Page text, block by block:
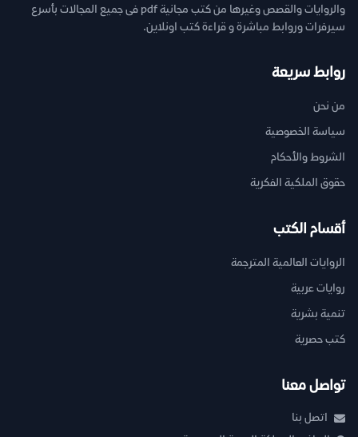
والروايات والقصص وغيرها من كتب مجانية pdf فى جميع المجالات بأسرع
سيرفرات وروابط مباشرة و قراءة كتب اونلاين.
روابط سريعة
من نحن
سياسة الخصوصية
الشروط والأحكام
حقوق الملكية الفكرية
أقسام الكتب
الروايات العالمية المترجمة
روايات عربية
تنمية بشرية
كتب حصرية
تواصل معنا
اتصل بنا